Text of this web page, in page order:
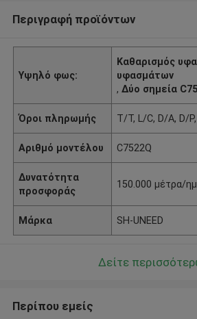
Περιγραφή προϊόντων
Υψηλό φως:
Καθαρισμός
υφασμάτων
,Δύο σημεία
Όροι πληρωμής T/T, L/C, D/A, D/
Αριθμό μοντέλου C7522Q
Δυνατότητα
προσφοράς
150.000 μέτρα/
Μάρκα SH-UNEED
Δείτε
Περίπου εμείς